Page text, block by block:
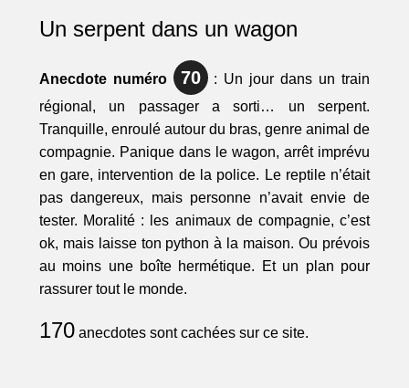
Un serpent dans un wagon
Anecdote numéro 70 : Un jour dans un train
régional, un passager a sorti… un serpent.
Tranquille, enroulé autour du bras, genre animal de
compagnie. Panique dans le wagon, arrêt imprévu
en gare, intervention de la police. Le reptile n’était
pas dangereux, mais personne n’avait envie de
tester. Moralité : les animaux de compagnie, c’est
ok, mais laisse ton python à la maison. Ou prévois
au moins une boîte hermétique. Et un plan pour
rassurer tout le monde.
170anecdotes sont cachées sur ce site.